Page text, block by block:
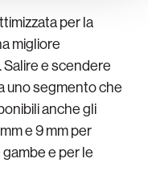
per la
migliore
e scendere
uno segmento che
anche gli
e 9 mm per
e per le